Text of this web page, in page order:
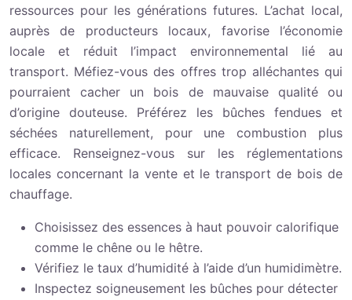
ressources pour les générations futures. L’achat local,
auprès de producteurs locaux, favorise l’économie
locale et réduit l’impact environnemental lié au
transport. Méfiez-vous des offres trop alléchantes qui
pourraient cacher un bois de mauvaise qualité ou
d’origine douteuse. Préférez les bûches fendues et
séchées naturellement, pour une combustion plus
efficace. Renseignez-vous sur les réglementations
locales concernant la vente et le transport de bois de
chauffage.
Choisissez des essences à haut pouvoir calorifique
comme le chêne ou le hêtre.
Vérifiez le taux d’humidité à l’aide d’un humidimètre.
Inspectez soigneusement les bûches pour détecter